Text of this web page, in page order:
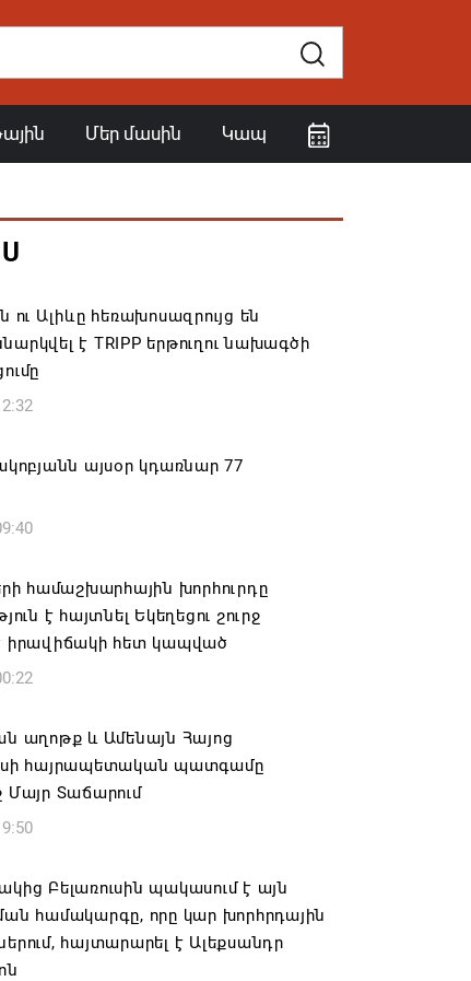
Մեր մասին Կապ
ու Ալիևը հեռախոսազրույց են
է TRIPP երթուղու նախագծի
այսօր կդառնար 77
համաշխարհային խորհուրդը
է հայտնել Եկեղեցու շուրջ
իրավիճակի հետ կապված
աղոթք և Ամենայն Հայոց
հայրապետական պատգամը
Տաճարում
Բելառուսին պակասում է այն
համակարգը, որը կար խորհրդային
հայտարարել է Ալեքսանդր